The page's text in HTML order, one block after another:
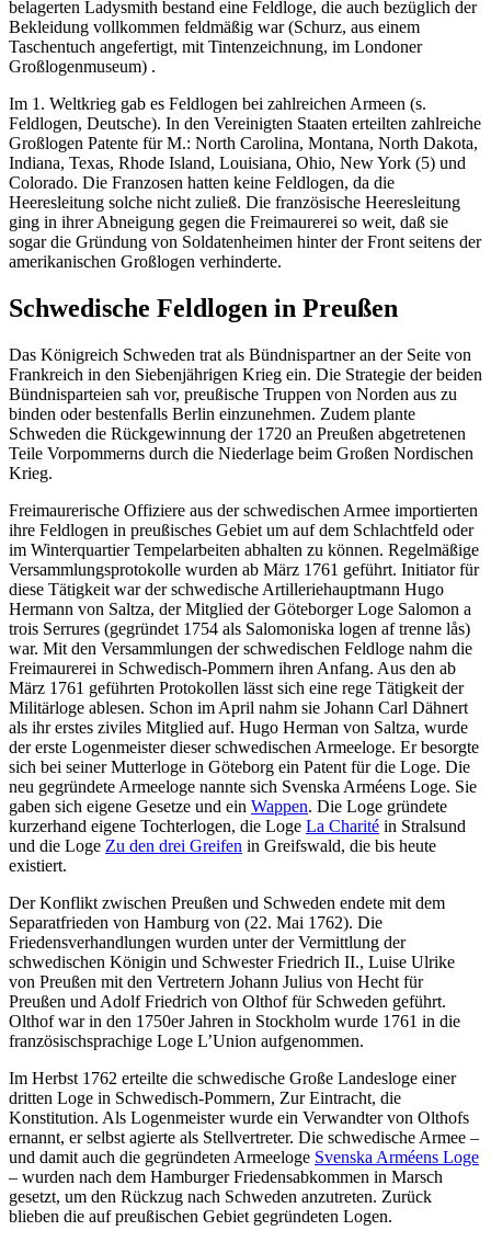
belagerten Ladysmith bestand eine Feldloge, die auch bezüglich der
Bekleidung vollkommen feldmäßig war (Schurz, aus einem
Taschentuch angefertigt, mit Tintenzeichnung, im Londoner
Großlogenmuseum) .
Im 1. Weltkrieg gab es Feldlogen bei zahlreichen Armeen (s.
Feldlogen, Deutsche). In den Vereinigten Staaten erteilten zahlreiche
Großlogen Patente für M.: North Carolina, Montana, North Dakota,
Indiana, Texas, Rhode Island, Louisiana, Ohio, New York (5) und
Colorado. Die Franzosen hatten keine Feldlogen, da die
Heeresleitung solche nicht zuließ. Die französische Heeresleitung
ging in ihrer Abneigung gegen die Freimaurerei so weit, daß sie
sogar die Gründung von Soldatenheimen hinter der Front seitens der
amerikanischen Großlogen verhinderte.
Schwedische Feldlogen in Preußen
Das Königreich Schweden trat als Bündnispartner an der Seite von
Frankreich in den Siebenjährigen Krieg ein. Die Strategie der beiden
Bündnisparteien sah vor, preußische Truppen von Norden aus zu
binden oder bestenfalls Berlin einzunehmen. Zudem plante
Schweden die Rückgewinnung der 1720 an Preußen abgetretenen
Teile Vorpommerns durch die Niederlage beim Großen Nordischen
Krieg.
Freimaurerische Offiziere aus der schwedischen Armee importierten
ihre Feldlogen in preußisches Gebiet um auf dem Schlachtfeld oder
im Winterquartier Tempelarbeiten abhalten zu können. Regelmäßige
Versammlungsprotokolle wurden ab März 1761 geführt. Initiator für
diese Tätigkeit war der schwedische Artilleriehauptmann Hugo
Hermann von Saltza, der Mitglied der Göteborger Loge Salomon a
trois Serrures (gegründet 1754 als Salomoniska logen af trenne lås)
war. Mit den Versammlungen der schwedischen Feldloge nahm die
Freimaurerei in Schwedisch-Pommern ihren Anfang. Aus den ab
März 1761 geführten Protokollen lässt sich eine rege Tätigkeit der
Militärloge ablesen. Schon im April nahm sie Johann Carl Dähnert
als ihr erstes ziviles Mitglied auf. Hugo Herman von Saltza, wurde
der erste Logenmeister dieser schwedischen Armeeloge. Er besorgte
sich bei seiner Mutterloge in Göteborg ein Patent für die Loge. Die
neu gegründete Armeeloge nannte sich Svenska Arméens Loge. Sie
gaben sich eigene Gesetze und ein Wappen. Die Loge gründete
kurzerhand eigene Tochterlogen, die Loge La Charité in Stralsund
und die Loge Zu den drei Greifen in Greifswald, die bis heute
existiert.
Der Konflikt zwischen Preußen und Schweden endete mit dem
Separatfrieden von Hamburg von (22. Mai 1762). Die
Friedensverhandlungen wurden unter der Vermittlung der
schwedischen Königin und Schwester Friedrich II., Luise Ulrike
von Preußen mit den Vertretern Johann Julius von Hecht für
Preußen und Adolf Friedrich von Olthof für Schweden geführt.
Olthof war in den 1750er Jahren in Stockholm wurde 1761 in die
französischsprachige Loge L’Union aufgenommen.
Im Herbst 1762 erteilte die schwedische Große Landesloge einer
dritten Loge in Schwedisch-Pommern, Zur Eintracht, die
Konstitution. Als Logenmeister wurde ein Verwandter von Olthofs
ernannt, er selbst agierte als Stellvertreter. Die schwedische Armee –
und damit auch die gegründeten Armeeloge Svenska Arméens Loge
– wurden nach dem Hamburger Friedensabkommen in Marsch
gesetzt, um den Rückzug nach Schweden anzutreten. Zurück
blieben die auf preußischen Gebiet gegründeten Logen.